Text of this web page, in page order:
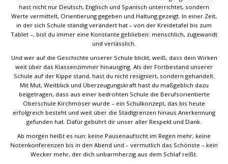
hast nicht nur Deutsch, Englisch und Spanisch unterrichtet, sondern
Werte vermittelt, Orientierung gegeben und Haltung gezeigt. In einer Zeit,
in der sich Schule ständig verändert hat – von der Kreidetafel bis zum
Tablet –, bist du immer eine Konstante geblieben: menschlich, zugewandt
und verlässlich.
Und wer auf die Geschichte unserer Schule blickt, weiß, dass dein Wirken
weit über das Klassenzimmer hinausging. Als der Fortbestand unserer
Schule auf der Kippe stand, hast du nicht resigniert, sondern gehandelt.
Mit Mut, Weitblick und Überzeugungskraft hast du maßgeblich dazu
beigetragen, dass aus einer bedrohten Schule die Berufsorientierte
Oberschule Kirchmöser wurde – ein Schulkonzept, das bis heute
erfolgreich besteht und weit über die Stadtgrenzen hinaus Anerkennung
gefunden hat. Dafür gebührt dir unser aller Respekt und Dank.
Ab morgen heißt es nun: keine Pausenaufsicht im Regen mehr, keine
Notenkonferenzen bis in den Abend und – vermutlich das Schönste – kein
Wecker mehr, der dich unbarmherzig aus dem Schlaf reißt.